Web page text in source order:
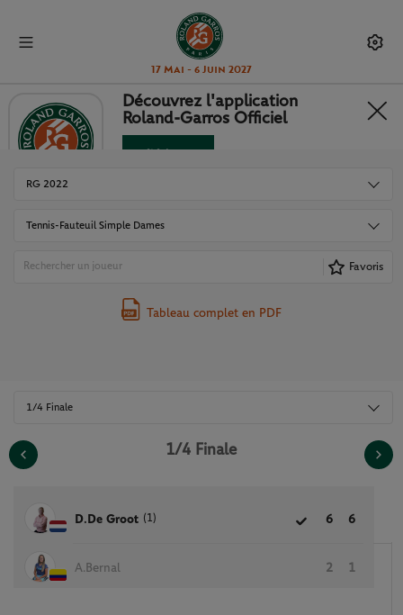
17 Mai - 6 Juin 2027
TABLEAUX ET RÉSULTATS
RG 2022
Tennis-Fauteuil Simple Dames
Favoris
Tableau complet en PDF
1/4 Finale
1/4 Finale
D.De Groot (1) 6 6
A.Bernal 2 1
Découvrez l'application
Roland-Garros Officiel